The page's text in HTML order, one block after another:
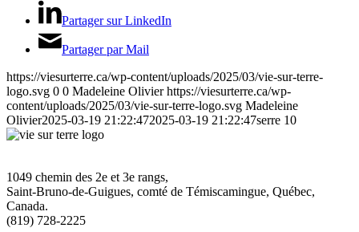
Partager sur LinkedIn
Partager par Mail
https://viesurterre.ca/wp-content/uploads/2025/03/vie-sur-terre-
logo.svg 0 0 Madeleine Olivier https://viesurterre.ca/wp-
content/uploads/2025/03/vie-sur-terre-logo.svg Madeleine
Olivier2025-03-19 21:22:472025-03-19 21:22:47serre 10
1049 chemin des 2e et 3e rangs,
Saint-Bruno-de-Guigues, comté de Témiscamingue, Québec,
Canada.
(819) 728-2225